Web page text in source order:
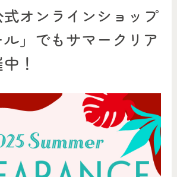
式オンラインショップ
ル」でもサマークリア
！